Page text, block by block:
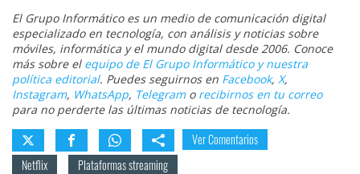
El Grupo Informático es un medio de comunicación digital
especializado en tecnología, con análisis y noticias sobre
móviles, informática y el mundo digital desde 2006. Conoce
más sobre el equipo de El Grupo Informático y nuestra
política editorial. Puedes seguirnos en Facebook, X,
Instagram, WhatsApp, Telegramo recibirnos en tu correo
para no perderte las últimas noticias de tecnología.
Ver Comentarios
Netflix
Plataformas streaming